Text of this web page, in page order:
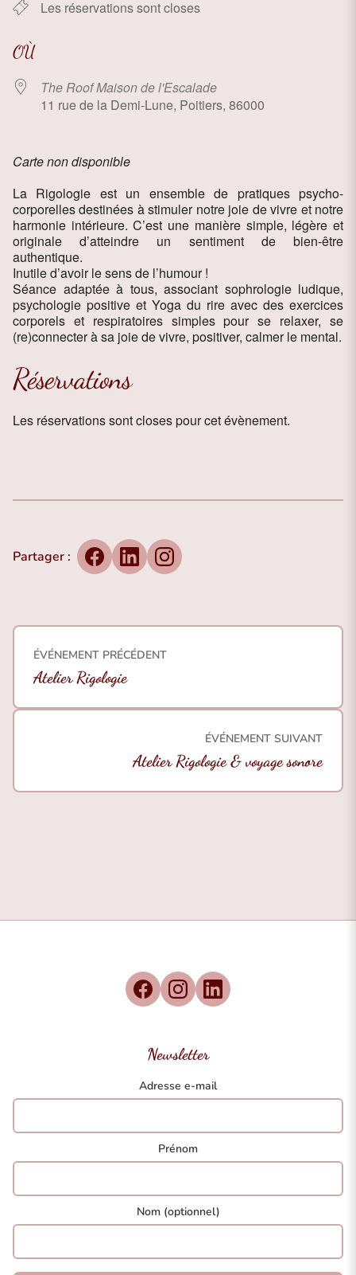
Les réservations sont closes
OÙ
The Roof Maison de l'Escalade
11 rue de la Demi-Lune, Poitiers, 86000
Carte non disponible
La Rigologie est un ensemble de pratiques psycho-
corporelles destinées à stimuler notre joie de vivre et notre
harmonie intérieure. C’est une manière simple, légère et
originale d’atteindre un sentiment de bien-être
authentique.
Inutile d’avoir le sens de l’humour !
Séance adaptée à tous, associant sophrologie ludique,
psychologie positive et Yoga du rire avec des exercices
corporels et respiratoires simples pour se relaxer, se
(re)connecter à sa joie de vivre, positiver, calmer le mental.
Réservations
Les réservations sont closes pour cet évènement.
Partager :
FacebookLinkedInInstagram
ÉVÉNEMENT PRÉCÉDENT
Atelier Rigologie
ÉVÉNEMENT SUIVANT
Atelier Rigologie & voyage sonore
Newsletter
Adresse e-mail
Prénom
Nom (optionnel)